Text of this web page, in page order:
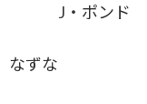
弁 J・ポンド
なずな